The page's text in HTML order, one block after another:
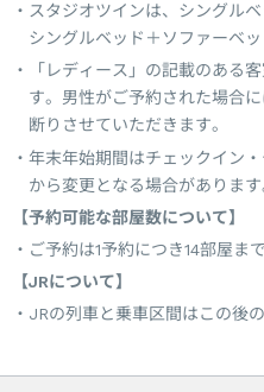
スタジオツインは、シングル
シングルベッド＋ソファーベッ
「レディース」の記載のある
す。男性がご予約された場合
断りさせていただきます。
年末年始期間はチェックイン
から変更となる場合があります
【予約可能な部屋数について】
ご予約は1予約につき14部屋ま
【JRについて】
JRの列車と乗車区間はこの後